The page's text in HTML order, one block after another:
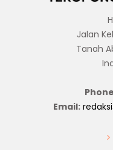
Jalan
Tanah
Email: